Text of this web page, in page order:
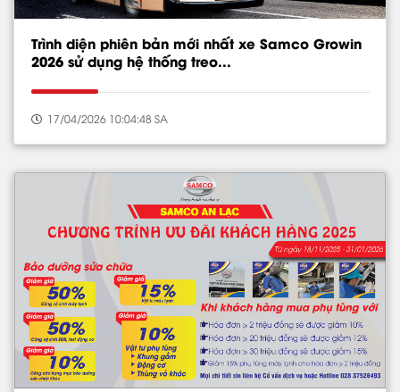
Trình diện phiên bản mới nhất xe Samco Growin
2026 sử dụng hệ thống treo...
17/04/2026 10:04:48 SA